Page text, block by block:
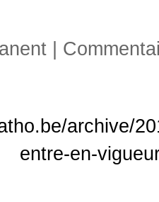
archive/
entre-en-